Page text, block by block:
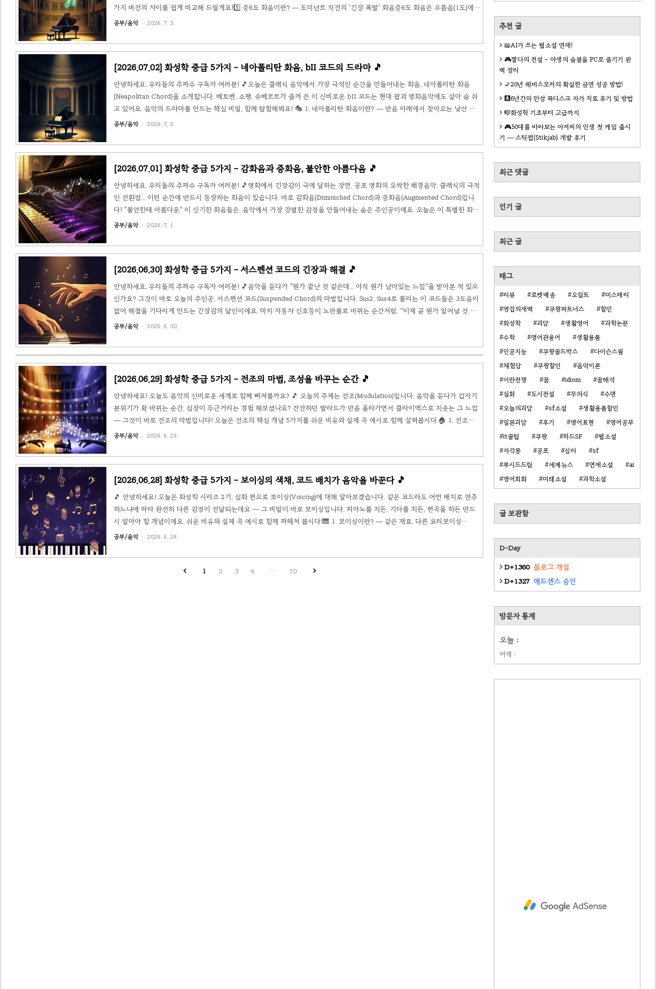
추천 글
📖AI가 쓰는 웹소설 연재!
🎮젤다의 전설 - 야생의 숨결을 PC로 즐기기 완
벽 정리
🚬20년 헤비스모커의 확실한 금연 성공 방법!
🩻6년간의 만성 목디스크 자가 치료 후기 및 방법
🎼화성학 기초부터 고급까지
🎮50대를 바라보는 아저씨의 인생 첫 게임 출시
기 — 스틱잽(Stikjab) 개발 후기
최근 댓글
인기 글
최근 글
태그
리뷰 로켓배송 오컬트
미스테리
영겁의새벽
쿠팡파트너스
할인
화성학
괴담 생활영어
과학논문
수학
영어관용어
생활용품
인공지능
쿠팡골드박스
다이슨스웜
체험담
쿠팡할인
음악이론
이란전쟁
꿈 idiom
꿈해석
실화
도시전설 무의식
수면
오늘의괴담
sf소설
생활용품할인
일본괴담
후기 영어표현
영어공부
it꿀팁
쿠팡 하드SF
웹소설
자각몽
공포 심리
sf
루시드드림
세계뉴스 연재소설
ai
영어회화
미래소설 과학소설
글 보관함
D-Day
D+1360 블로그 개설
D+1327 애드센스 승인
방문자 통계
오늘 :
어제 :
가지 버전의 차이를 쉽게 비교해 드릴게요!1️⃣ 증6도 화음이란? — 도미넌트 직전의 '긴장 폭발' 화음증6도 화음은 으뜸음(1도)에서
반음 내려간 음(♭6)을 베이스로 삼고, 그 위에 올라가는 증6도(+6) 음정이 형성되는 화음입니다. 쉽게 말하면, 도미넌트(5도 화음)
느낌을 상상해 보세요. 증6도 화음은 그..
공부/음악 2026. 7. 3.
[2026.07.02] 화성학 중급 5가지 - 네아폴리탄 화음, bII 코드의 드라마 🎵
안녕하세요, 우리들의 주파수 구독자 여러분! 🎵오늘은 클래식 음악에서 가장 극적인 순간을 만들어내는 화음, 네아폴리탄 화음
(Neapolitan Chord)을 소개합니다. 베토벤, 쇼팽, 슈베르트가 즐겨 쓴 이 신비로운 bII 코드는 현대 팝과 영화음악에도 살아 숨 쉬
고 있어요. 음악의 드라마를 만드는 핵심 비밀, 함께 탐험해봐요! 🎭 1. 네아폴리탄 화음이란? — 반음 아래에서 찾아오는 낯선 방
문객네아폴리탄 화음은 반음 낮아진 2도 음(♭II)을 근음으로 하는 장3화음입니다. C장조나 C단조에서는 D♭장조 코드(D♭-F-A♭)
터 사용되어온 오래된 기법입니다.🎨 ..
공부/음악 2026. 7. 2.
[2026.07.01] 화성학 중급 5가지 - 감화음과 증화음, 불안한 아름다움 🎵
안녕하세요, 우리들의 주파수 구독자 여러분! 🎵영화에서 긴장감이 극에 달하는 장면, 공포 영화의 오싹한 배경음악, 클래식의 극적
인 전환점... 이런 순간에 반드시 등장하는 화음이 있습니다. 바로 감화음(Diminished Chord)과 증화음(Augmented Chord)입니
다! "불안한데 아름다운" 이 신기한 화음들은, 음악에서 가장 강렬한 감정을 만들어내는 숨은 주인공이에요. 오늘은 이 특별한 화음
들의 세계로 함께 들어가 봅시다! 🌑 1. 감3화음(Diminished Triad) — 불안함의 씨앗일반적인 코드는 근음 + 장3도(4반음) + 완
은 C-Eb-Gb입..
공부/음악 2026. 7. 1.
[2026.06.30] 화성학 중급 5가지 - 서스펜션 코드의 긴장과 해결 🎵
안녕하세요, 우리들의 주파수 구독자 여러분! 🎵음악을 듣다가 "뭔가 끝난 것 같은데... 아직 뭔가 남아있는 느낌"을 받아본 적 있으
신가요? 그것이 바로 오늘의 주인공, 서스펜션 코드(Suspended Chord)의 마법입니다. Sus2, Sus4로 불리는 이 코드들은 3도음이
없어 해결을 기다리게 만드는 긴장감의 달인이에요. 마치 자동차 신호등이 노란불로 바뀌는 순간처럼, "이제 곧 뭔가 일어날 것 같
아!"라는 기대감을 만들어내는 화음입니다. 함께 알아봅시다! 🎹 1. Sus 코드란? — 3도음이 빠진 특별한 화음일반 코드
Eb)이 코드의 "표정"을 ..
공부/음악 2026. 6. 30.
[2026.06.29] 화성학 중급 5가지 - 전조의 마법, 조성을 바꾸는 순간 🎵
안녕하세요! 오늘도 음악의 신비로운 세계로 함께 빠져볼까요? 🎵 오늘의 주제는 전조(Modulation)입니다. 음악을 듣다가 갑자기
분위기가 확 바뀌는 순간, 심장이 두근거리는 경험 해보셨나요? 잔잔하던 발라드가 반음 올라가면서 클라이맥스로 치솟는 그 느낌
— 그것이 바로 전조의 마법입니다! 오늘은 전조의 핵심 개념 5가지를 쉬운 비유와 실제 곡 예시로 함께 살펴봅시다.🏠 1. 전조란?
— 음악의 "동네 이사"전조란 음악이 머물던 조성(Key)에서 새로운 조성으로 옮겨가는 것을 말합니다. 조성은 음악이 살고 있는
주변 환경, 분위기, 이웃이 달라지듯이, 음악도 조성이 바뀌..
공부/음악 2026. 6. 29.
[2026.06.28] 화성학 중급 5가지 - 보이싱의 색채, 코드 배치가 음악을 바꾼다 🎵
🎵 안녕하세요! 오늘은 화성학 시리즈 2기, 심화 편으로 보이싱(Voicing)에 대해 알아보겠습니다. 같은 코드라도 어떤 배치로 연주
하느냐에 따라 완전히 다른 감정이 전달되는데요 — 그 비밀이 바로 보이싱입니다. 피아노를 치든, 기타를 치든, 편곡을 하든 반드
시 알아야 할 개념이에요. 쉬운 비유와 실제 곡 예시로 함께 파헤쳐 봅시다!🎹 1. 보이싱이란? — 같은 재료, 다른 요리보이싱
(Voicing)이란 코드를 구성하는 음들을 어떤 순서와 높이로 배치하느냐를 말합니다. 예를 들어 C장조 코드는 '도-미-솔' 세 음으로
은 재료(양파, 당근, 고기)라도 볶음밥을 만드느냐 카레를..
공부/음악 2026. 6. 28.
1 2 3 4 ··· 10